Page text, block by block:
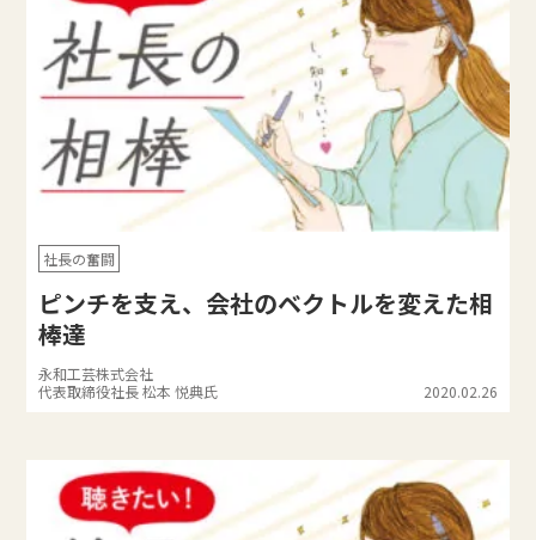
社長の奮闘
ピンチを支え、会社のベクトルを変えた相
棒達
永和工芸株式会社
代表取締役社長 松本 悦典氏
2020.02.26